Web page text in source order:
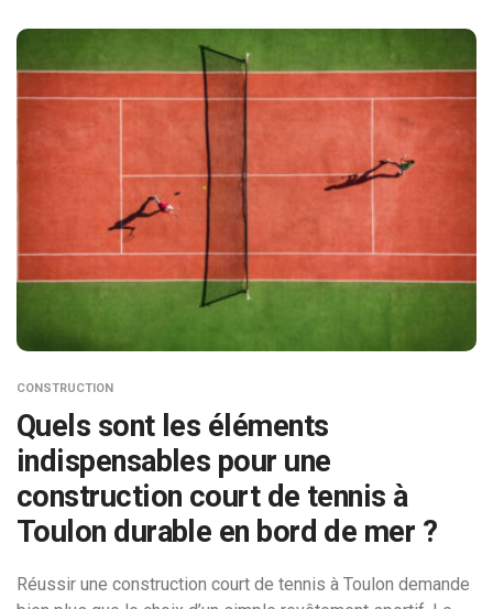
CONSTRUCTION
Quels sont les éléments
indispensables pour une
construction court de tennis à
Toulon durable en bord de mer ?
Réussir une construction court de tennis à Toulon demande